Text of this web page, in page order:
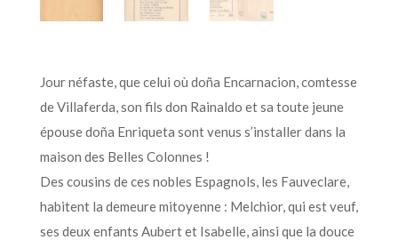
Jour néfaste, que celui où doña Encarnacion, comtesse
de Villaferda, son fils don Rainaldo et sa toute jeune
épouse doña Enriqueta sont venus s’installer dans la
maison des Belles Colonnes !
Des cousins de ces nobles Espagnols, les Fauveclare,
habitent la demeure mitoyenne : Melchior, qui est veuf,
ses deux enfants Aubert et Isabelle, ainsi que la douce